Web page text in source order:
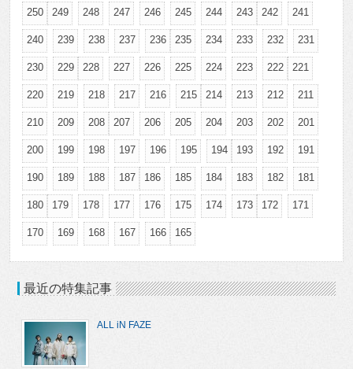
250 249 248 247 246 245 244 243 242 241
240 239 238 237 236 235 234 233 232 231
230 229 228 227 226 225 224 223 222 221
220 219 218 217 216 215 214 213 212 211
210 209 208 207 206 205 204 203 202 201
200 199 198 197 196 195 194 193 192 191
190 189 188 187 186 185 184 183 182 181
180 179 178 177 176 175 174 173 172 171
170 169 168 167 166 165
最近の特集記事
ALL iN FAZE